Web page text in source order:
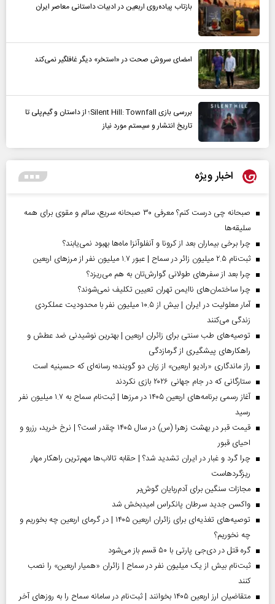
بازتاب پیاده‌روی اربعین در ادبیات داستانی معاصر ایران
امضای سروش صحت در «استخر» دیگر غافلگیر نمی‌کند
بررسی بازی Silent Hill: Townfall؛ از داستان و گیم‌پلی تا
تاریخ انتشار و سیستم مورد نیاز
اخبار ویژه
صبحانه چی درست کنم؟ معرفی ۳۰ صبحانه سریع، سالم و مقوی برای همه
سلیقه‌ها
چرا برخی بیماران بعد از کرونا و آنفلوآنزا ماه‌ها بهبود نمی‌یابند؟
ثبت‌نام ۲.۵ میلیون زائر در سماح | عبور ۱.۷ میلیون نفر از مرز‌های اربعین
چرا بعد از سفرهای طولانی گوارش‌تان به هم می‌ریزد؟
چرا ساختمان‌های ناایمن تهران تعیین تکلیف نمی‌شوند؟
آمار معلولیت در ایران | بیش از ۱۰.۵ میلیون نفر با محدودیت عملکردی
زندگی می‌کنند
توصیه‌های طب سنتی برای زائران اربعین | بهترین نوشیدنی ضد عطش و
راهکارهای پیشگیری از گرمازدگی
راز ماندگاری «رادیو اربعین» از زبان دو گوینده؛ رسانه‌ای که حسینیه است
ستارگانی که در جام جهانی ۲۰۲۶ بازی نکردند
آغاز رسمی برنامه‌های اربعین ۱۴۰۵ در مرز‌ها | ثبت‌نام سماح به ۱.۷ میلیون نفر
رسید
قیمت قبر در بهشت زهرا (س) در سال ۱۴۰۵ چقدر است؟ | نرخ خرید، رزرو و
احیای قبور
چرا گرد و غبار در ایران تشدید شد؟ | حقابه تالاب‌ها مهم‌ترین راهکار مهار
ریزگردهاست
مجازات سنگین برای آدم‌ربایان گوش‌بر
واکسن جدید سرطان پانکراس امیدبخش شد
توصیه‌های تغذیه‌ای برای زائران اربعین ۱۴۰۵ | در گرمای اربعین چه بخوریم و
چه نخوریم؟
گره قتل در دی‌جی پارتی با ۵۰ قسم باز می‌شود
ثبت‌نام بیش از یک میلیون نفر در سماح | زائران «همیار اربعین» را نصب
کنند
متقاضیان ارز اربعین ۱۴۰۵ بخوانند | ثبت‌نام در سامانه سماح را به روز‌های آخر